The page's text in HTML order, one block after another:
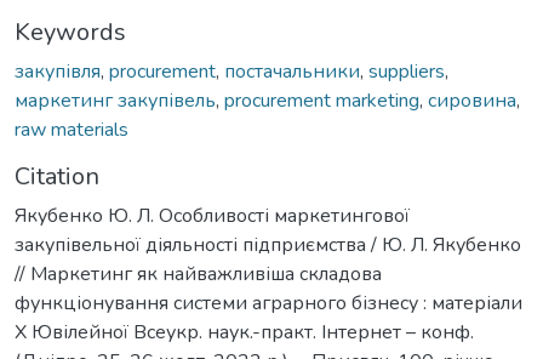
Keywords
закупівля, procurement, постачальники, suppliers,
маркетинг закупівель, procurement marketing, сировина,
raw materials
Citation
Якубенко Ю. Л. Особливості маркетингової
закупівельної діяльності підприємства / Ю. Л. Якубенко
// Маркетинг як найважливіша складова
функціонування системи аграрного бізнесу : матеріали
Х Ювілейної Всеукр. наук.-практ. Інтернет – конф.